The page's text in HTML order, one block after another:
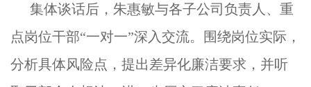
集体谈话后，朱惠敏与各子公司负责人、重
点岗位干部“一对一”深入交流。围绕岗位实际，
分析具体风险点，提出差异化廉洁要求，并听